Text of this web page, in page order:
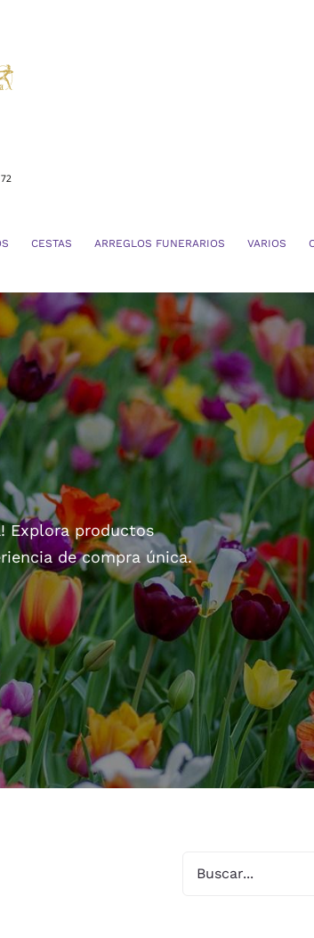
CESTAS ARREGLOS FUNERARIOS VARIOS
Explora productos
de compra única.